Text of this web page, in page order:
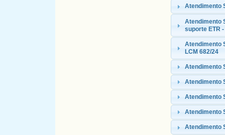
Atendimento
Atendimento
suporte ETR
Atendimento
LCM 682/24
Atendimento
Atendimento
Atendimento
Atendimento
Atendimento